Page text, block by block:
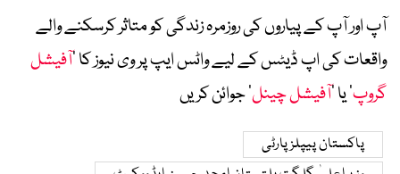
آپ اور آپ کے پیاروں کی روزمرہ زندگی کو متاثر کرسکنے والے
واقعات کی اپ ڈیٹس کے لیے واٹس ایپ پر وی نیوز کا ’آفیشل
گروپ‘ یا ’آفیشل چینل‘ جوائن کریں
پاکستان پیپلزپارٹی